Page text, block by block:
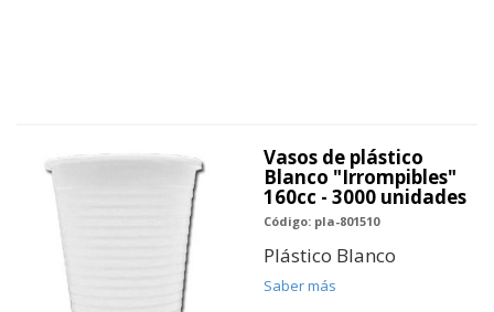
Vasos de plástico
Blanco "Irrompibles"
160cc - 3000 unidades
Código: pla-801510
Plástico Blanco
Saber más